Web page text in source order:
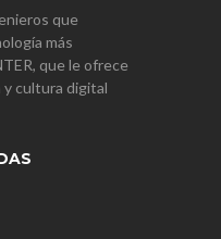
que
más
que le ofrece
cultura digital